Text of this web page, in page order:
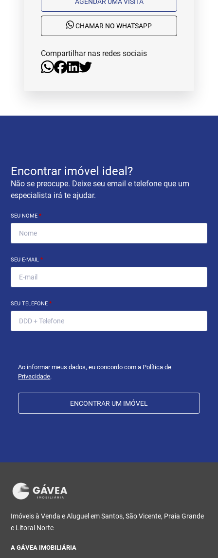
CHAMAR NO WHATSAPP
Compartilhar nas redes sociais
Encontrar imóvel ideal?
Não se preocupe. Deixe seu email e telefone que um
especialista irá te ajudar.
SEU NOME*
SEU E-MAIL*
SEU TELEFONE*
Ao informar meus dados, eu concordo com a Política de
Privacidade.
ENCONTRAR UM IMÓVEL
Imóveis à Venda e Aluguel em Santos, São Vicente, Praia Grande
e Litoral Norte
A GÁVEA IMOBILIÁRIA